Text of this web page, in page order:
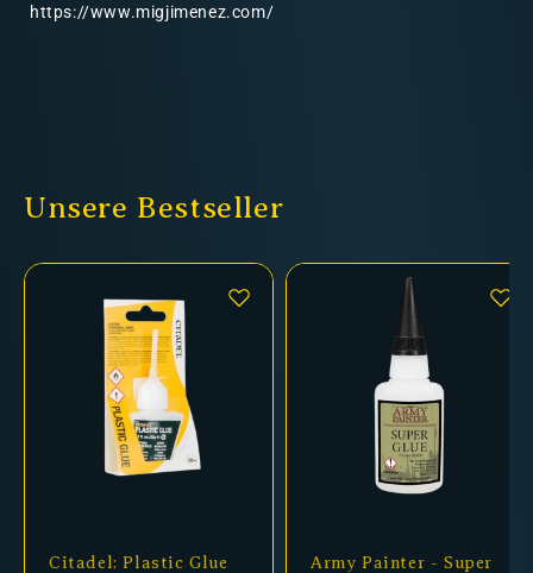
https://www.migjimenez.com/
Unsere Bestseller
Citadel: Plastic Glue
Army Painter - Super